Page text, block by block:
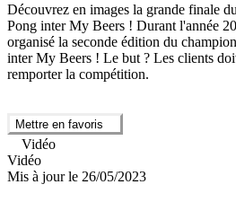
Découvrez en images la grande finale
Pong inter My Beers ! Durant l'année
organisé la seconde édition du
inter My Beers ! Le but ? Les clients
remporter la compétition.
Mettre en favoris
Vidéo
Vidéo
Mis à jour le 26/05/2023